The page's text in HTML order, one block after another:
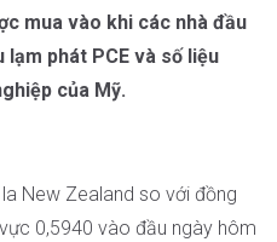
mua vào khi các nhà đầu
phát PCE và số liệu
của Mỹ.
New Zealand so với đồng
0,5940 vào đầu ngày hôm